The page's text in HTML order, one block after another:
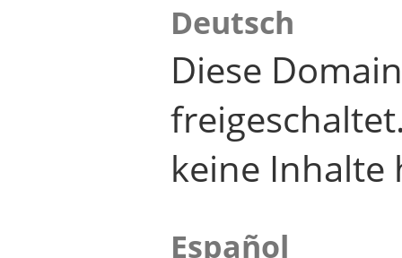
Deutsch
Diese
keine Inhalte
Español